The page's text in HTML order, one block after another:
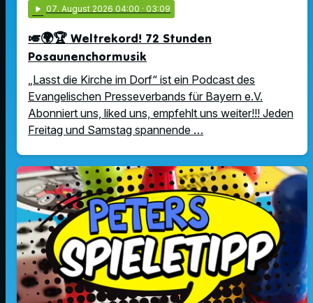
play_arrow 07. August 2026 04:00 · 03:09
🎺🌍🏆 Weltrekord! 72 Stunden
Posaunenchormusik
„Lasst die Kirche im Dorf“ ist ein Podcast des
Evangelischen Presseverbands für Bayern e.V.
Abonniert uns, liked uns, empfehlt uns weiter!!! Jeden
Freitag und Samstag spannende …